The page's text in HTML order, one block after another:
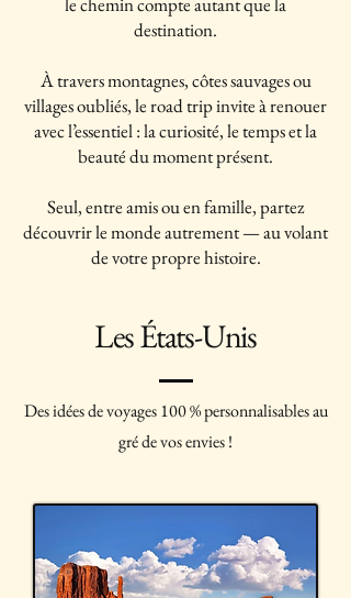
destination.
À travers montagnes, côtes sauvages ou
villages oubliés, le road trip invite à renouer
avec l’essentiel : la curiosité, le temps et la
beauté du moment présent.
Seul, entre amis ou en famille, partez
découvrir le monde autrement — au volant
de votre propre histoire.
Les États-Unis
Des idées de voyages 100 % personnalisables au
gré de vos envies !